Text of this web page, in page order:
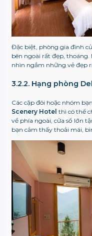
Đặc biệt, phòng gia đình
bên ngoài rất đẹp,
nhìn ngắm những vẻ đẹp
3.2.2. Hạng phòng
Các cặp đôi hoặc nhóm
Scenery Hotel thì có thể
về phía ngoài, cửa sổ lớn
bạn cảm thấy thoải mái,